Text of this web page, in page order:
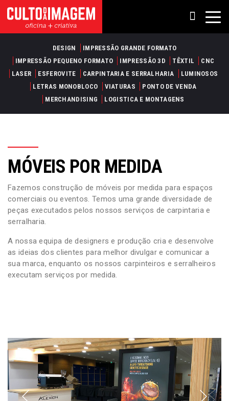
DESIGN
IMPRESSÃO GRANDE FORMATO
IMPRESSÃO PEQUENO FORMATO
IMPRESSÃO 3D TÊXTIL
CNC
LASER
ESFEROVITE CARPINTARIA E SERRALHARIA
LUMINOSOS
LETRAS MONOBLOCO
VIATURAS
PONTO DE VENDA
MERCHANDISING
LOGISTICA E MONTAGENS
MÓVEIS POR MEDIDA
Fazemos construção de móveis por medida para espaços
comerciais ou eventos. Temos uma grande diversidade de
peças executados pelos nossos serviços de carpintaria e
serralharia.
A nossa equipa de designers e produção cria e desenvolve
as ideias dos clientes para melhor divulgar e comunicar a
sua marca, enquanto os nossos carpinteiros e serralheiros
executam serviços por medida.